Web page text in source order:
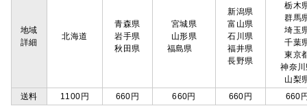
地域
詳細
北海道
青森県
岩手県
秋田県
宮城県
山形県
福島県
新潟県
富山県
石川県
福井県
長野県
栃木
群馬
埼玉
千葉
東京
神奈
山梨
送料
1100円 660円 660円 660円 660